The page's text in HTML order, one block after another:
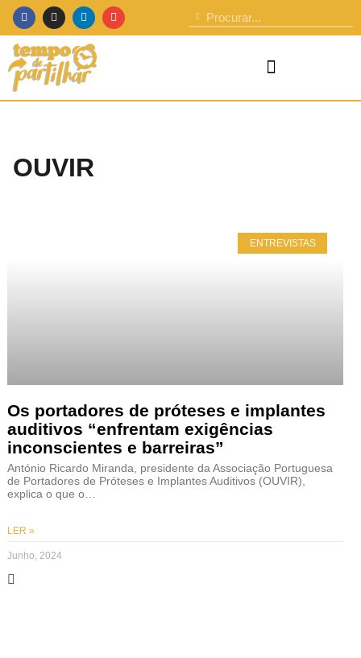
OUVIR
ENTREVISTAS
Os portadores de próteses e implantes
auditivos “enfrentam exigências
inconscientes e barreiras”
António Ricardo Miranda, presidente da Associação Portuguesa
de Portadores de Próteses e Implantes Auditivos (OUVIR),
explica o que o…
LER »
Junho, 2024